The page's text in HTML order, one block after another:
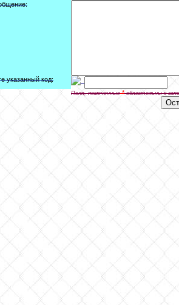
указанный код:
Поля, помеченные*обязательны к